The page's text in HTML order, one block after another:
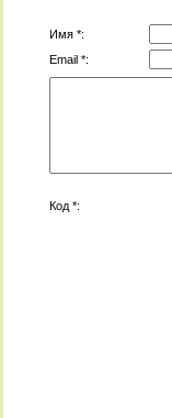
Имя *:
Email *:
Код *: